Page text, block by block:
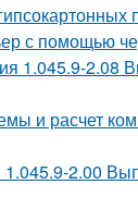
с помощью
1.045.9-2.08
и расчет
2.00